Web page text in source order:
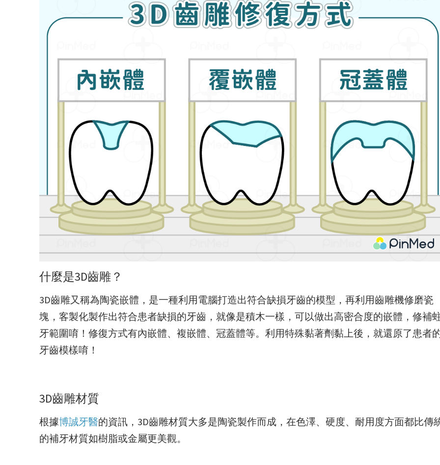
什麼是3D齒雕？
3D齒雕又稱為陶瓷嵌體，是一種利用電腦打造出符合缺損牙齒的模型，再利用齒雕機修磨瓷
塊，客製化製作出符合患者缺損的牙齒，就像是積木一樣，可以做出高密合度的嵌體，修補
牙範圍唷！修復方式有內嵌體、複嵌體、冠蓋體等。利用特殊黏著劑黏上後，就還原了患者
牙齒模樣唷！
3D齒雕材質
根據博誠牙醫的資訊，3D齒雕材質大多是陶瓷製作而成，在色澤、硬度、耐用度方面都比傳
的補牙材質如樹脂或金屬更美觀。